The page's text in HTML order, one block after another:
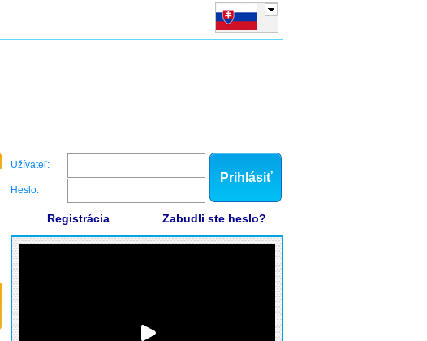
Užívateľ:
Heslo:
Prihlásiť
Registrácia Zabudli ste heslo?